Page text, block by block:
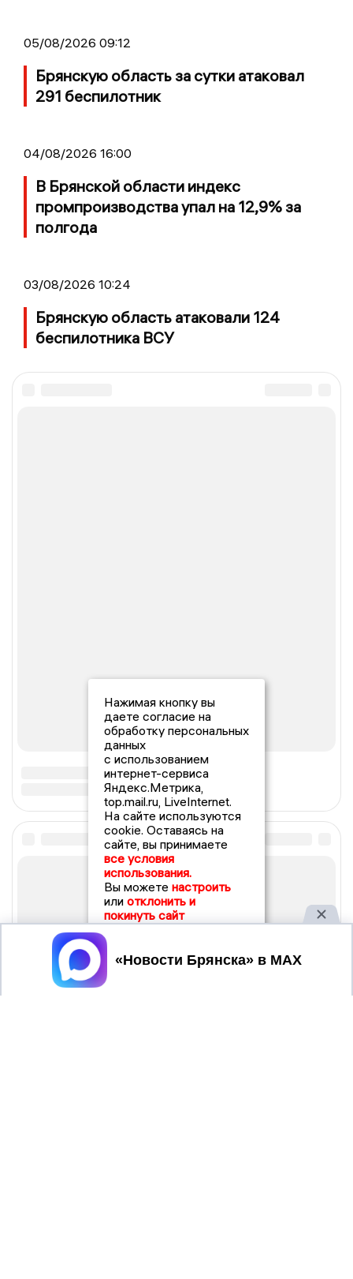
05/08/2026 09:12
Брянскую область за сутки атаковал
291 беспилотник
04/08/2026 16:00
В Брянской области индекс
промпроизводства упал на 12,9% за
полгода
03/08/2026 10:24
Брянскую область атаковали 124
беспилотника ВСУ
Нажимая кнопку вы
даете согласие на
обработку персональных
данных
с использованием
интернет-сервиса
Яндекс.Метрика,
top.mail.ru, LiveInternet.
На сайте используются
cookie. Оставаясь на
сайте, вы принимаете
все условия
использования.
Вы можете настроить
или отклонить и
покинуть сайт
Принять